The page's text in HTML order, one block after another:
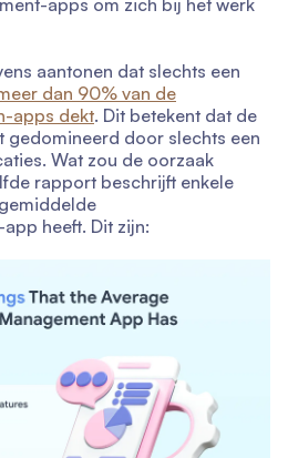
apps om zich bij het werk
aantonen dat slechts een
dan 90% van de
apps dekt. Dit betekent dat de
gedomineerd door slechts een
Wat zou de oorzaak
rapport beschrijft enkele
heeft. Dit zijn: